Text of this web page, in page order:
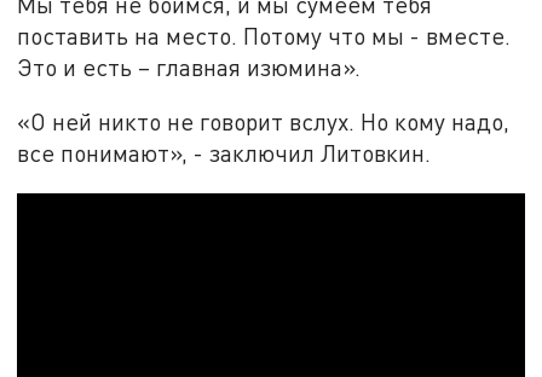
поставить на место. Потому что мы - вместе.
Это и есть – главная изюмина».
«О ней никто не говорит вслух. Но кому надо,
все понимают», - заключил Литовкин.